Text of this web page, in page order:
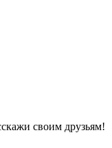
своим друзьям!